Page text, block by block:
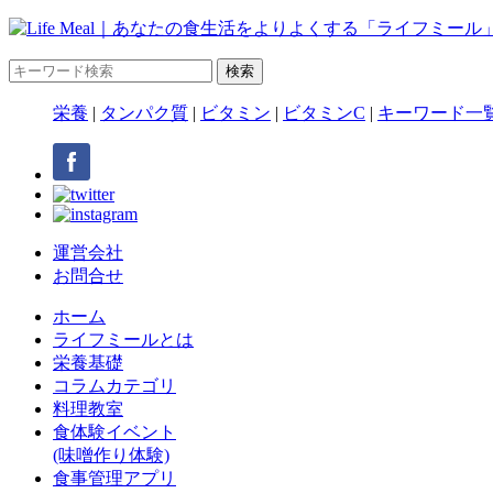
栄養 | タンパク質 | ビタミン | ビタミンC | キーワード一
運営会社
お問合せ
ホーム
ライフミールとは
栄養基礎
コラムカテゴリ
料理教室
食体験イベント
(味噌作り体験)
食事管理アプリ